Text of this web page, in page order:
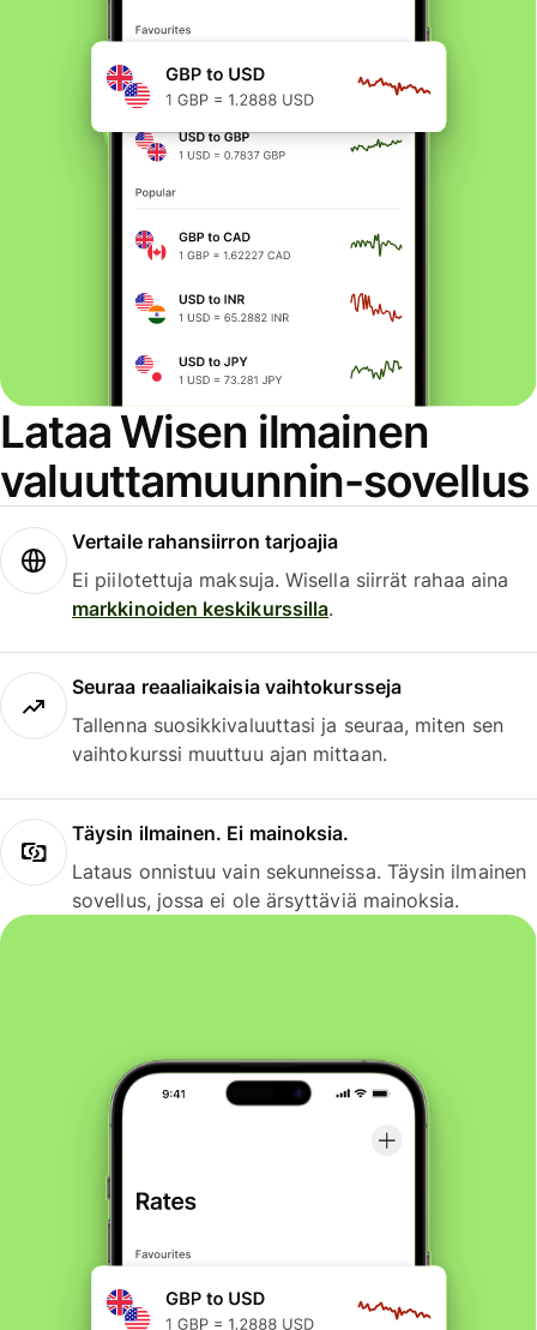
Lataa Wisen ilmainen
valuuttamuunnin-sovellus
Vertaile rahansiirron tarjoajia
Ei piilotettuja maksuja. Wisella siirrät rahaa aina
markkinoiden keskikurssilla.
Seuraa reaaliaikaisia vaihtokursseja
Tallenna suosikkivaluuttasi ja seuraa, miten sen
vaihtokurssi muuttuu ajan mittaan.
Täysin ilmainen. Ei mainoksia.
Lataus onnistuu vain sekunneissa. Täysin ilmainen
sovellus, jossa ei ole ärsyttäviä mainoksia.